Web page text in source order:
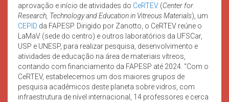
aprovação e início de atividades do CeRTEV (Center for
Research, Technology and Education in Vitreous Materials), um
CEPID da FAPESP. Dirigido por Zanotto, o CeRTEV reúne o
LaMaV (sede do centro) e outros laboratórios da UFSCar,
USP e UNESP, para realizar pesquisa, desenvolvimento e
atividades de educação na área de materiais vítreos,
contando com financiamento da FAPESP até 2024. “Com o
CeRTEV, estabelecemos um dos maiores grupos de
pesquisa acadêmicos deste planeta sobre vidros, com
infraestrutura de nível internacional, 14 professores e cerca